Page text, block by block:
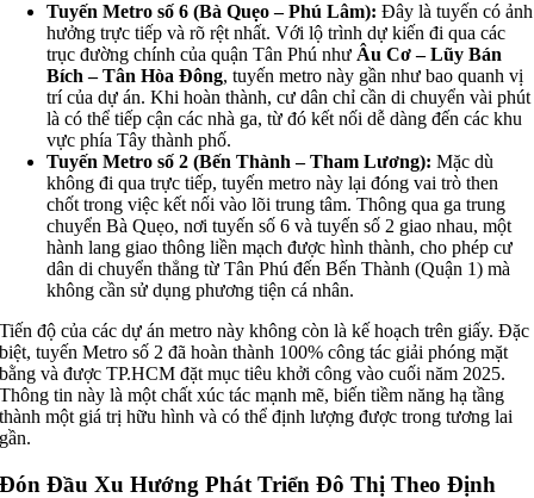
Tuyến Metro số 6 (Bà Quẹo – Phú Lâm): Đây là tuyến có ảnh
hưởng trực tiếp và rõ rệt nhất. Với lộ trình dự kiến đi qua các
trục đường chính của quận Tân Phú như Âu Cơ – Lũy Bán
Bích – Tân Hòa Đông, tuyến metro này gần như bao quanh vị
trí của dự án. Khi hoàn thành, cư dân chỉ cần di chuyển vài phút
là có thể tiếp cận các nhà ga, từ đó kết nối dễ dàng đến các khu
vực phía Tây thành phố.
Tuyến Metro số 2 (Bến Thành – Tham Lương): Mặc dù
không đi qua trực tiếp, tuyến metro này lại đóng vai trò then
chốt trong việc kết nối vào lõi trung tâm. Thông qua ga trung
chuyển Bà Quẹo, nơi tuyến số 6 và tuyến số 2 giao nhau, một
hành lang giao thông liền mạch được hình thành, cho phép cư
dân di chuyển thẳng từ Tân Phú đến Bến Thành (Quận 1) mà
không cần sử dụng phương tiện cá nhân.
Tiến độ của các dự án metro này không còn là kế hoạch trên giấy. Đặc
biệt, tuyến Metro số 2 đã hoàn thành 100% công tác giải phóng mặt
bằng và được TP.HCM đặt mục tiêu khởi công vào cuối năm 2025.
Thông tin này là một chất xúc tác mạnh mẽ, biến tiềm năng hạ tầng
thành một giá trị hữu hình và có thể định lượng được trong tương lai
gần.
Đón Đầu Xu Hướng Phát Triển Đô Thị Theo Định